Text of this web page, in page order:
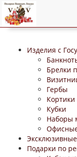
Изделия с
Брелки
Гербы
Кортики
Кубки
Наборы
Подарки по